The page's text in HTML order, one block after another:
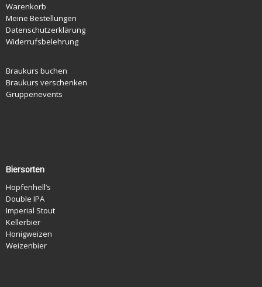
Warenkorb
Meine Bestellungen
Datenschutzerklärung
Widerrufsbelehrung
Braukurs buchen
Braukurs verschenken
Gruppenevents
Biersorten
Hopfenhell’s
Double IPA
Imperial Stout
Kellerbier
Honigweizen
Weizenbier